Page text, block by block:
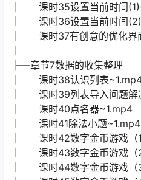
│ 课时35设置当前时间
│ 课时36设置当前时间
│ 课时37有创意的优化界
├─章节7数据的收集整理
│ 课时38认识列表
│ 课时39列表导入问题解
│ 课时40点名器~1.mp4
│ 课时41除法小题~1.mp4
│ 课时42数字金币游戏（
│ 课时43数字金币游戏（
│ 课时44数字金币游戏（